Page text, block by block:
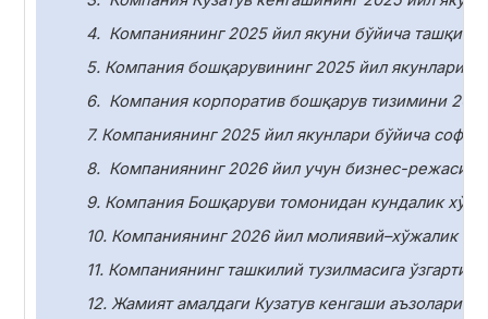
4. Компаниянинг 2025 йил якуни бўйича ташқи
5. Компания бошқарувининг 2025 йил якунлари
6. Компания корпоратив бошқарув тизимини
7. Компаниянинг 2025 йил якунлари бўйича соф
8. Компаниянинг 2026 йил учун бизнес-
9. Компания Бошқаруви томонидан кундалик
10. Компаниянинг 2026 йил молиявий–хўжалик
11. Компаниянинг ташкилий тузилмасига
12. Жамият амалдаги Кузатув кенгаши